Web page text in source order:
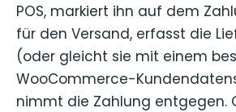
POS, markiert ihn auf dem
für den Versand, erfasst die
(oder gleicht sie mit einem
WooCommerce-
nimmt die Zahlung entgegen.